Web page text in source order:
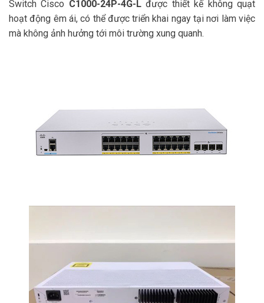
Switch Cisco C1000-24P-4G-Lđược thiết kế không quạt
hoạt động êm ái, có thể được triển khai ngay tại nơi làm việc
mà không ảnh hưởng tới môi trường xung quanh.